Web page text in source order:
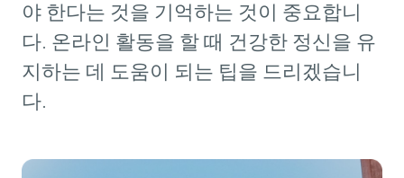
야 한다는 것을 기억하는 것이 중요합니
다. 온라인 활동을 할 때 건강한 정신을 유
지하는 데 도움이 되는 팁을 드리겠습니
다.